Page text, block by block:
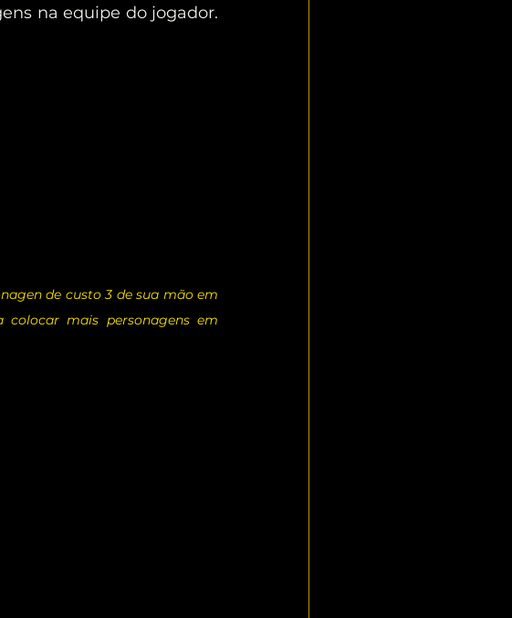
na equipe do jogador.
de custo 3 de sua mão em
mais personagens em